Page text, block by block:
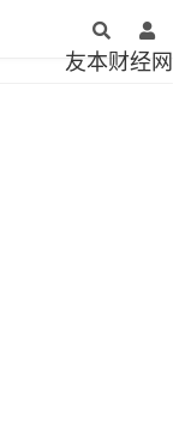
友本财经网